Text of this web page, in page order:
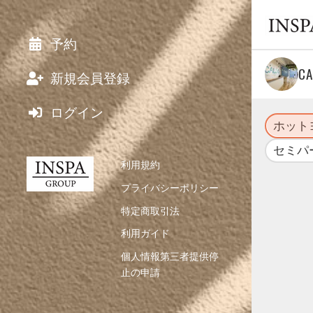
ホット
セミパ
予約
新規会員登録
ログイン
利用規約
プライバシーポリシー
特定商取引法
利用ガイド
個人情報第三者提供停
止の申請